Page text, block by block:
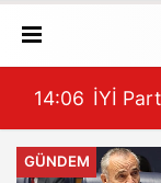
12:58
GÜNDEM